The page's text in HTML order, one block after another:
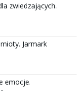
zwiedzających.
Jarmark
emocje.